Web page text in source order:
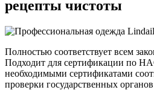
рецепты чистоты
Полностью соответствует всем
Подходит для сертификации по
необходимыми сертификатами
проверки государственных